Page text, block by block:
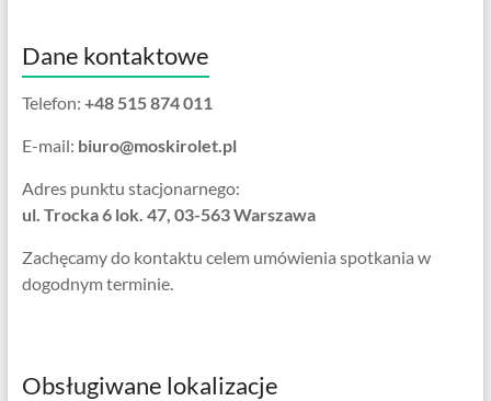
Dane kontaktowe
Telefon: +48 515 874 011
E-mail: biuro@moskirolet.pl
Adres punktu stacjonarnego:
ul. Trocka 6 lok. 47, 03-563 Warszawa
Zachęcamy do kontaktu celem umówienia spotkania w
dogodnym terminie.
Obsługiwane lokalizacje